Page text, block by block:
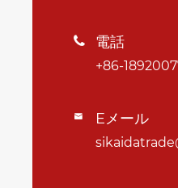
 電話
+86-
 Eメール